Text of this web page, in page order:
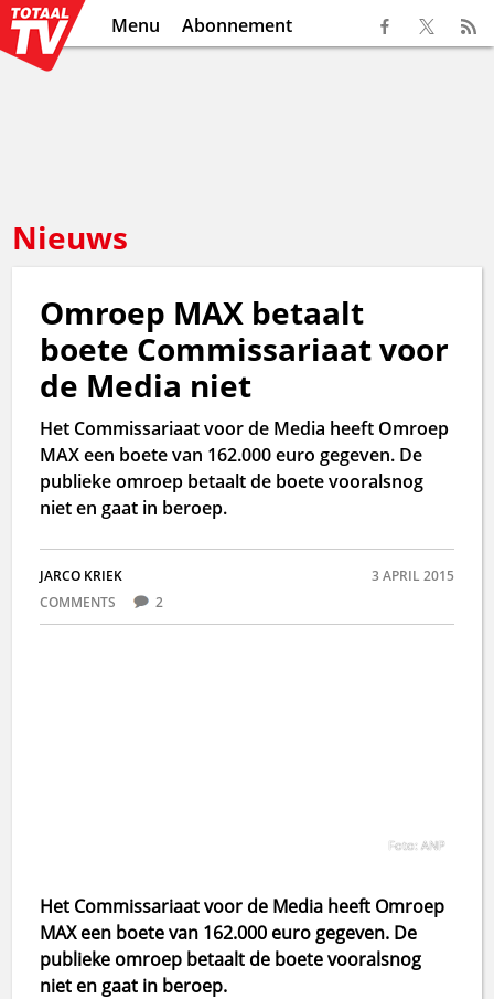
Menu Abonnement
Nieuws
Omroep MAX betaalt
boete Commissariaat voor
de Media niet
Het Commissariaat voor de Media heeft Omroep
MAX een boete van 162.000 euro gegeven. De
publieke omroep betaalt de boete vooralsnog
niet en gaat in beroep.
JARCO KRIEK
3 APRIL 2015
COMMENTS
2
Foto: ANP
Het Commissariaat voor de Media heeft Omroep
MAX een boete van 162.000 euro gegeven. De
publieke omroep betaalt de boete vooralsnog
niet en gaat in beroep.